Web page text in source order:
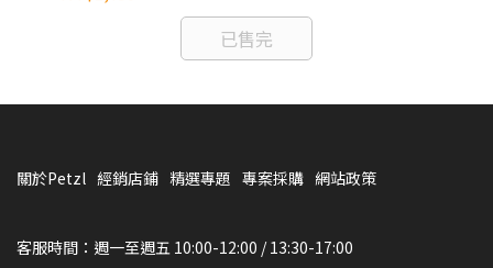
已售完
關於Petzl 經銷店鋪 精選專題 專案採購 網站政策
客服時間：週一至週五 10:00-12:00 / 13:30-17:00